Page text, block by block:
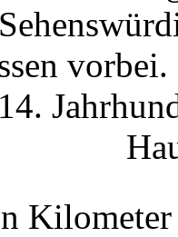
vorbei.